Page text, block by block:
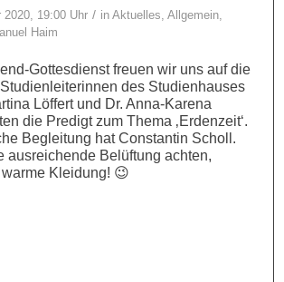
2020, 19:00 Uhr / inAktuelles,Allgemein,
Haim
Gottesdienst freuen wir uns auf die
des Studienhauses
Löffert und Dr. Anna-Karena
die Predigt zum Thema ‚Erdenzeit‘.
Begleitung hat Constantin Scholl.
ausreichende Belüftung achten,
Kleidung! 😉